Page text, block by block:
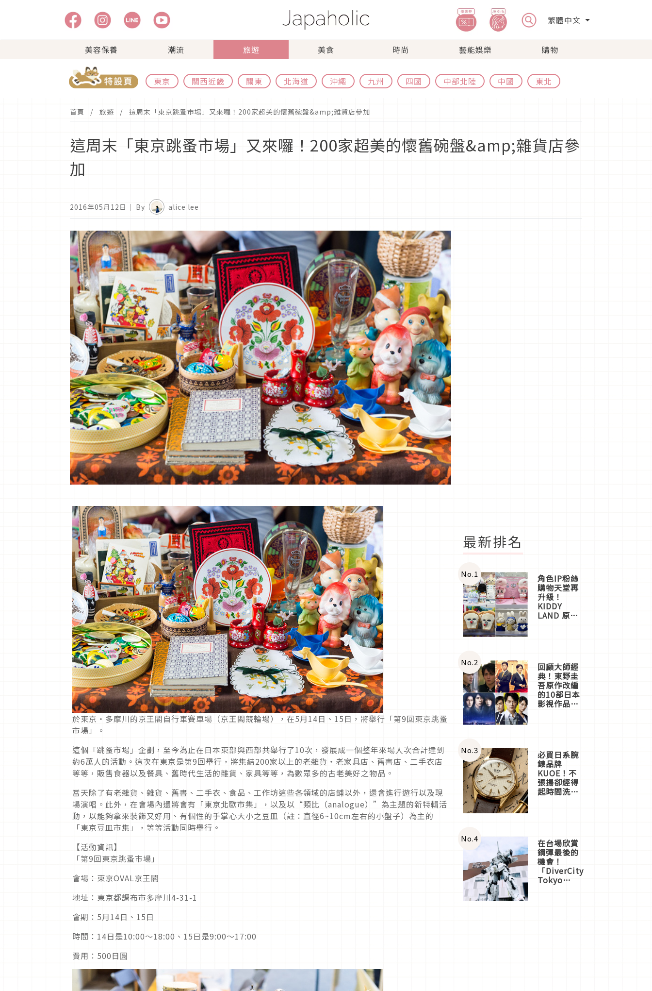
繁體中文
美容保養 潮流 旅遊 美食 時尚 藝能娛樂 購物
東京 關西近畿 關東 北海道 沖繩 九州 四國 中部北陸 中國 東北
首頁 旅遊 這周末「東京跳蚤市場」又來囉！200家超美的懷舊碗盤&amp;雜貨店參加
這周末「東京跳蚤市場」又來囉！200家超美的懷舊碗盤&amp;雜貨店參
加
2016年05月12日 ｜ By alice lee
於東京・多摩川的京王閣自行車賽車場（京王閣競輪場），在5月14日、15日，將舉行「第9回東京跳蚤
市場」。
這個「跳蚤市場」企劃，至今為止在日本東部與西部共舉行了10次，發展成一個整年來場人次合計達到
約6萬人的活動。這次在東京是第9回舉行，將集結200家以上的老雜貨・老家具店、舊書店、二手衣店
等等，販售食器以及餐具、舊時代生活的雜貨、家具等等，為數眾多的古老美好之物品。
當天除了有老雜貨、雜貨、舊書、二手衣、食品、工作坊這些各領域的店鋪以外，還會進行遊行以及現
場演唱。此外，在會場內還將會有「東京北歐市集」，以及以“類比（analogue）”為主題的新特輯活
動，以能夠拿來裝飾又好用、有個性的手掌心大小之豆皿（註：直徑6~10cm左右的小盤子）為主的
「東京豆皿市集」，等等活動同時舉行。
【活動資訊】
「第9回東京跳蚤市場」
會場：東京OVAL京王閣
地址：東京都調布市多摩川4-31-1
會期：5月14日、15日
時間：14日是10:00～18:00、15日是9:00～17:00
費用：500日圓
最新排名
No.1 角色IP粉絲
購物天堂再
升級！
KIDDY
LAND 原宿
店3分即達
No.2 回顧大師經
典！東野圭
吾原作改編
的10部日本
影視作品推
No.3 必買日系腕
錶品牌
KUOE！不
張揚卻經得
起時間洗鍊
No.4 在台場欣賞
鋼彈最後的
機會！
「DiverCity
Tokyo